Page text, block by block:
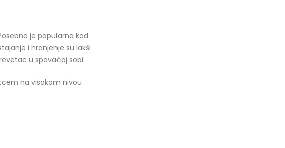
je popularna kod
i hranjenje su lakši
u spavaćoj sobi.
na visokom nivou